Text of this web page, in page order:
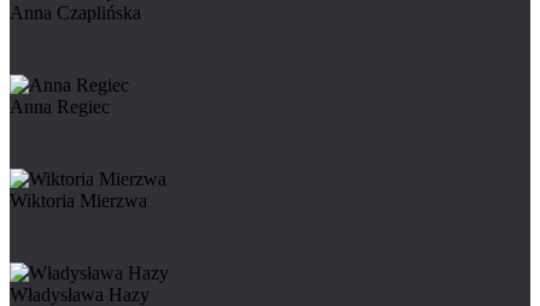
Anna Czaplińska
Anna Regiec
Wiktoria Mierzwa
Władysława Hazy